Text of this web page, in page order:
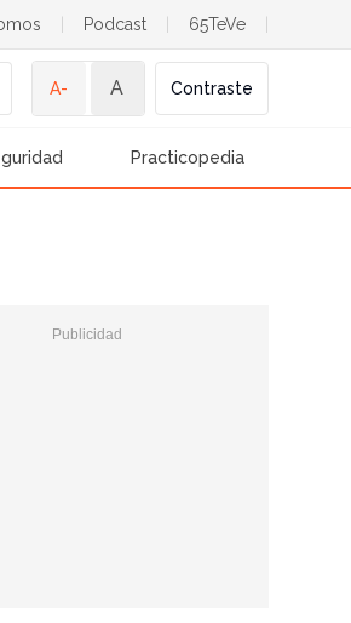
Podcast 65TeVe
A- A Contraste
Practicopedia